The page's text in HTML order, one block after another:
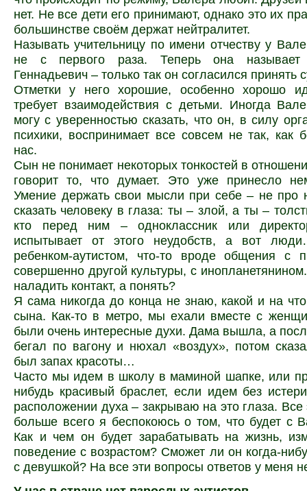
нет. Не все дети его принимают, однако это их
большинстве своём держат нейтралитет.
Называть учительницу по имени отчеству у
не с первого раза. Теперь она называет
Геннадьевич – только так он согласился принять
Отметки у него хорошие, особенно хорошо
требует взаимодействия с детьми. Иногда
могу с уверенностью сказать, что он, в силу
психики, воспринимает все совсем не так, как
нас.
Сын не понимает некоторых тонкостей в
говорит то, что думает. Это уже принесло
Умение держать свои мысли при себе – не про
сказать человеку в глаза: ты – злой, а ты –
кто перед ним – одноклассник или
испытывает от этого неудобств, а вот
ребенком-аутистом, что-то вроде общения с
совершенно другой культуры, с
наладить контакт, а понять?
Я сама никогда до конца не знаю, какой и на
сына. Как-то в метро, мы ехали вместе с
были очень интересные духи. Дама вышла, а
бегал по вагону и нюхал «воздух», потом
был запах красоты…
Часто мы идем в школу в маминой шапке, или
нибудь красивый браслет, если идем без
расположении духа – закрываю на это глаза. Все
больше всего я беспокоюсь о том, что будет с
Как и чем он будет зарабатывать на жизнь,
поведение с возрастом? Сможет ли он когда-
с девушкой? На все эти вопросы ответов у меня